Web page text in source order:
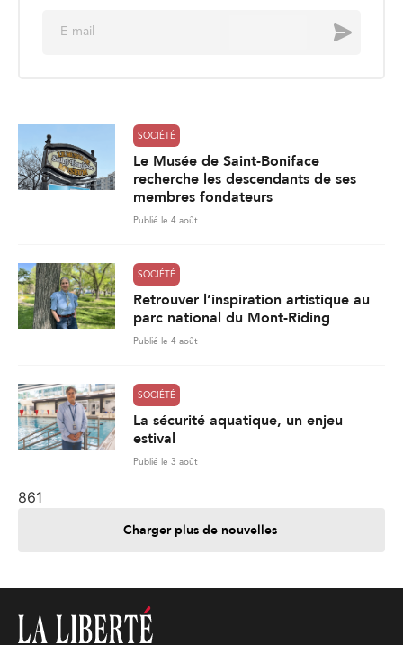
Envoyer
SOCIÉTÉ
Le Musée de Saint-Boniface
recherche les descendants de ses
membres fondateurs
Publié le 4 août
SOCIÉTÉ
Retrouver l’inspiration artistique au
parc national du Mont-Riding
Publié le 4 août
SOCIÉTÉ
La sécurité aquatique, un enjeu
estival
Publié le 3 août
861
Charger plus de nouvelles